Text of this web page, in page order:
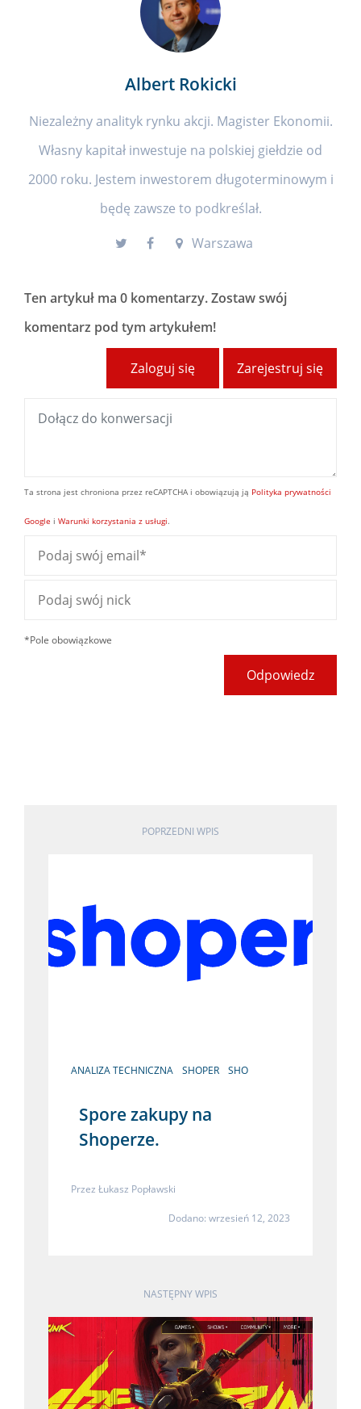
Albert Rokicki
Niezależny analityk rynku akcji. Magister Ekonomii.
Własny kapitał inwestuje na polskiej giełdzie od
2000 roku. Jestem inwestorem długoterminowym i
będę zawsze to podkreślał.
Warszawa
Ten artykuł ma 0 komentarzy. Zostaw swój
komentarz pod tym artykułem!
Zarejestruj się
Zaloguj się
Ta strona jest chroniona przez reCAPTCHA i obowiązują ją Polityka prywatności
Google i Warunki korzystania z usługi.
*Pole obowiązkowe
Odpowiedz
POPRZEDNI WPIS
ANALIZA TECHNICZNA SHOPER SHO
Spore zakupy na
Shoperze.
Przez Łukasz Popławski
Dodano: wrzesień 12, 2023
NASTĘPNY WPIS